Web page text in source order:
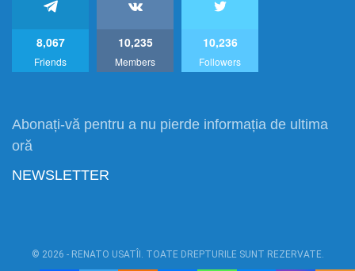
8,067
Friends
10,235
Members
10,236
Followers
Abonați-vă pentru a nu pierde informația de ultima
oră
NEWSLETTER
© 2026 - RENATO USATÎI. TOATE DREPTURILE SUNT REZERVATE.